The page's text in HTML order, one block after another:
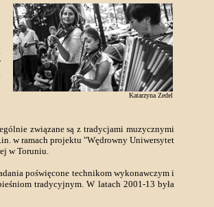
Katarzyna Zedel
związane są z tradycjami muzycznymi
w ramach projektu "Wędrowny Uniwersytet
w Toruniu.
poświęcone technikom wykonawczym i
tradycyjnym. W latach 2001-13 była